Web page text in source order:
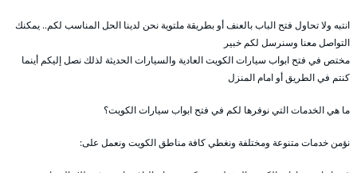
انتبه ولا تحاول فتح الباب بالعنف أو بطريقة ملتوية نحن لدينا الحل المناسب لكم.. يمكنك
التواصل معنا وسنرسل لكم خبير
مختص في فتح ابواب سيارات الكويت العادية والسيارات الحديثة لذلك نصل إليكم أينما
كنتم في الطريق أو امام المنزل
ما هي الخدمات التي نوفرها لكم في فتح ابواب سيارات الكويت؟
نؤمن خدمات متنوعة ومختلفة ونغطي كافة مناطق الكويت ونعمل على: